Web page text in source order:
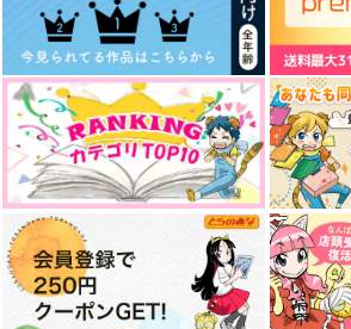
Sandwich:es
Happiness max
おもちだよ
1,000円 （税込）
伊黒小芭内×甘露寺蜜璃
サンプル
セの付く彼氏彼女のお
願いごと！
あまのじゃく
450円（税込）
伊黒小芭内×甘露寺蜜璃
サンプル